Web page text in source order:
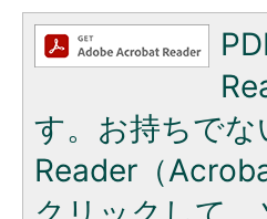
す。お持ちで
Reader（